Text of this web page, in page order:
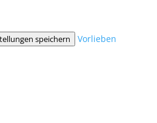
speichern
Vorlieben